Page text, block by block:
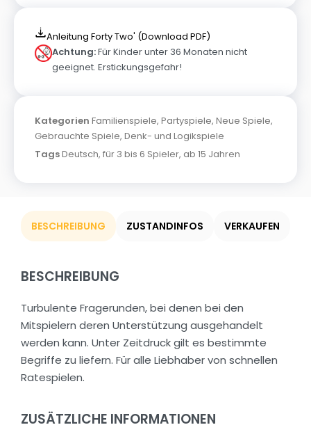
Anleitung Forty Two' (Download PDF)
Achtung:Für Kinder unter 36 Monaten nicht
geeignet. Erstickungsgefahr!
Kategorien Familienspiele, Partyspiele, Neue Spiele,
Gebrauchte Spiele, Denk- und Logikspiele
TagsDeutsch, für 3 bis 6 Spieler, ab 15 Jahren
BESCHREIBUNG ZUSTANDINFOS VERKAUFEN
BESCHREIBUNG
Turbulente Fragerunden, bei denen bei den
Mitspielern deren Unterstützung ausgehandelt
werden kann. Unter Zeitdruck gilt es bestimmte
Begriffe zu liefern. Für alle Liebhaber von schnellen
Ratespielen.
ZUSÄTZLICHE INFORMATIONEN